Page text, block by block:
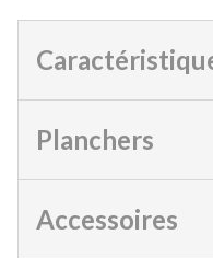
Planchers
Accessoires